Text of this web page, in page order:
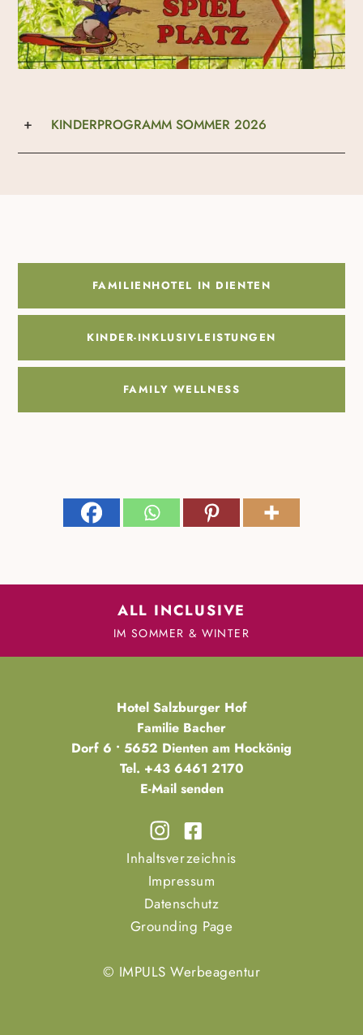
KINDERPROGRAMM SOMMER 2026
FAMILIENHOTEL IN DIENTEN
KINDER-INKLUSIVLEISTUNGEN
FAMILY WELLNESS
ALL INCLUSIVE
IM SOMMER & WINTER
Hotel Salzburger Hof
Familie Bacher
Dorf 6 • 5652 Dienten am Hockönig
Tel. +43 6461 2170
E-Mail senden
Inhaltsverzeichnis
Impressum
Datenschutz
Grounding Page
© IMPULS Werbeagentur